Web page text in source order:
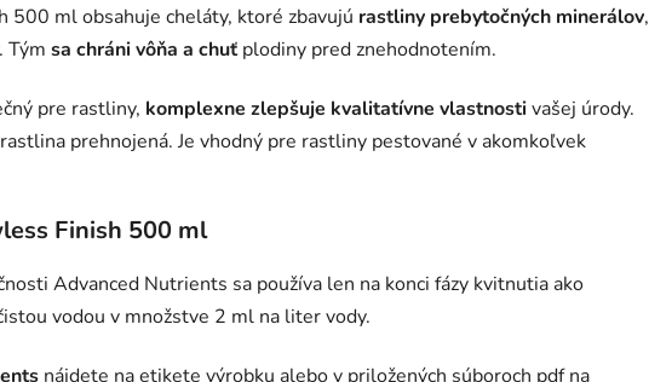
ml obsahuje cheláty, ktoré zbavujú rastliny prebytočných minerálov,
Tým sa chráni vôňa a chuťplodiny pred znehodnotením.
pre rastliny, komplexne zlepšuje kvalitatívne vlastnostivašej úrody.
prehnojená. Je vhodný pre rastliny pestované v akomkoľvek
Finish 500 ml
Advanced Nutrients sa používa len na konci fázy kvitnutia ako
vodou v množstve 2 ml na liter vody.
nájdete na etikete výrobku alebo v priložených súboroch pdf na